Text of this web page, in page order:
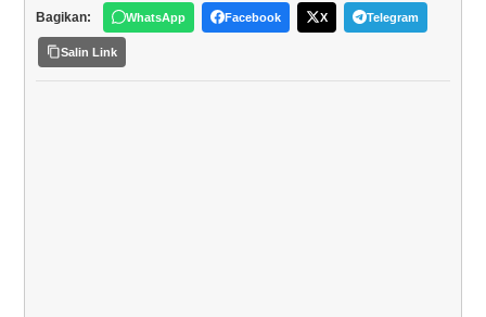
Bagikan: WhatsApp Facebook X Telegram
Salin Link